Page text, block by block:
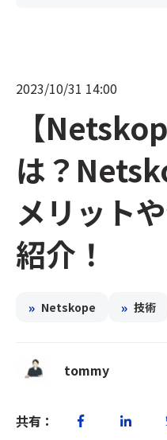
2023/10/31 14:00
【
は？
メリット
紹介！
» Netskope » 技術
tommy
共有：